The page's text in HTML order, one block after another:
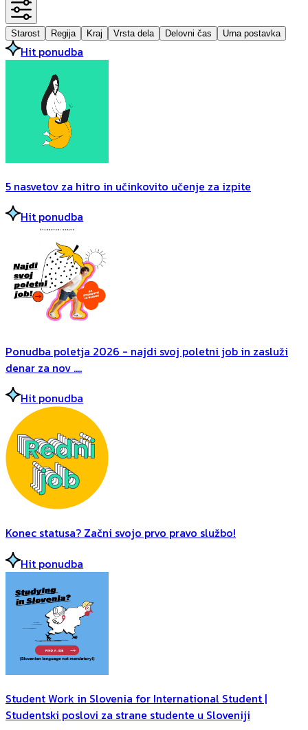
Starost Regija Kraj Vrsta dela Delovni čas Urna postavka
Hit ponudba
5 nasvetov za hitro in učinkovito učenje za izpite
Hit ponudba
Ponudba poletja 2026 - najdi svoj poletni job in zasluži
denar za nov ....
Hit ponudba
Konec statusa? Začni svojo prvo pravo službo!
Hit ponudba
Student Work in Slovenia for International Student |
Studentski poslovi za strane studente u Sloveniji